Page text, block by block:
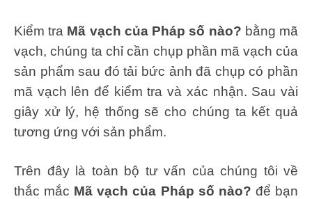
Kiểm tra Mã vạch của Pháp số nào? bằng mã
vạch, chúng ta chỉ cần chụp phần mã vạch của
sản phẩm sau đó tải bức ảnh đã chụp có phần
mã vạch lên để kiểm tra và xác nhận. Sau vài
giây xử lý, hệ thống sẽ cho chúng ta kết quả
tương ứng với sản phẩm.
Trên đây là toàn bộ tư vấn của chúng tôi về
thắc mắc Mã vạch của Pháp số nào? để bạn